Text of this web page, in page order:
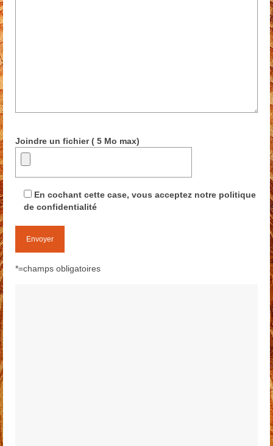
Joindre un fichier ( 5 Mo max)
En cochant cette case, vous acceptez notre politique
de confidentialité
*=champs obligatoires